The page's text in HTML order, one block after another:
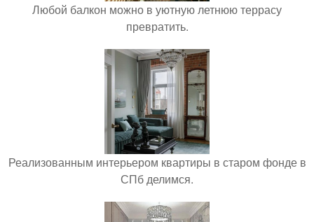
Любой балкон можно в уютную летнюю террасу
превратить.
Реализованным интерьером квартиры в старом фонде в
СПб делимся.